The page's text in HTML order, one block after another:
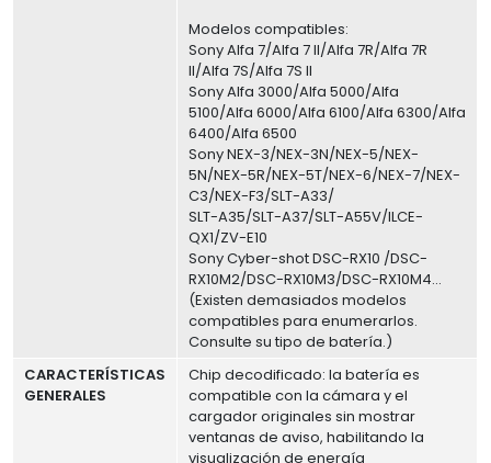
Modelos compatibles:
Sony Alfa 7/Alfa 7 II/Alfa 7R/Alfa 7R
II/Alfa 7S/Alfa 7S II
Sony Alfa 3000/Alfa 5000/Alfa
5100/Alfa 6000/Alfa 6100/Alfa 6300/Alfa
6400/Alfa 6500
Sony NEX-3/NEX-3N/NEX-5/NEX-
5N/NEX-5R/NEX-5T/NEX-6/NEX-7/NEX-
C3/NEX-F3/SLT-A33/
SLT-A35/SLT-A37/SLT-A55V/ILCE-
QX1/ZV-E10
Sony Cyber-shot DSC-RX10 /DSC-
RX10M2/DSC-RX10M3/DSC-RX10M4...
(Existen demasiados modelos
compatibles para enumerarlos.
Consulte su tipo de batería.)
CARACTERÍSTICAS
GENERALES
Chip decodificado: la batería es
compatible con la cámara y el
cargador originales sin mostrar
ventanas de aviso, habilitando la
visualización de energía